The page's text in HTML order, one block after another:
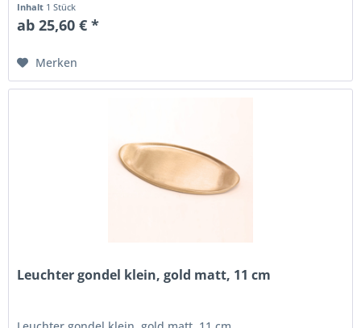
Inhalt 1 Stück
ab 25,60 € *
Merken
Leuchter gondel klein, gold matt, 11 cm